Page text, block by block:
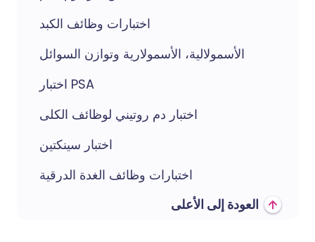
اختبارات وظائف الكبد
الأسمولالية، الأسمولارية وتوازن السوائل
اختبار PSA
اختبار دم روتيني لوظائف الكلى
اختبار سينكتين
اختبارات وظائف الغدة الدرقية
العودة إلى الأعلى